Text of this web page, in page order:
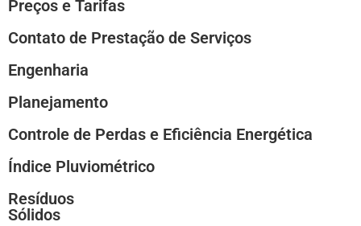
Preços e Tarifas
Contato de Prestação de Serviços
Engenharia
Planejamento
Controle de Perdas e Eficiência Energética
Índice Pluviométrico
Resíduos
Sólidos